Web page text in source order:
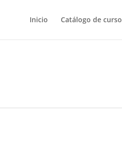
Inicio Catálogo de